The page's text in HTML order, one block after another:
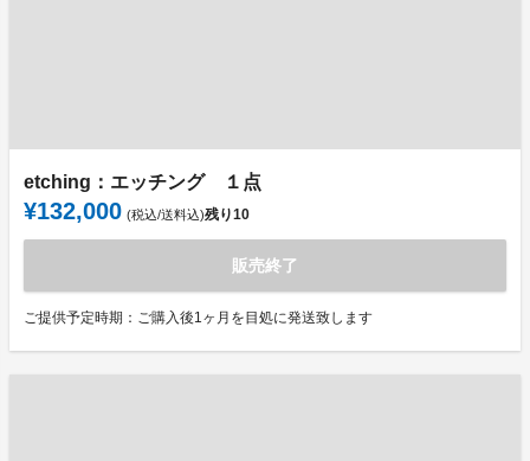
etching：エッチング １点
¥132,000 (税込/送料込)残り10
販売終了
ご提供予定時期：ご購入後1ヶ月を目処に発送致します